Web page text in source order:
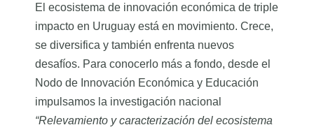
El ecosistema de innovación económica de triple
impacto en Uruguay está en movimiento. Crece,
se diversifica y también enfrenta nuevos
desafíos. Para conocerlo más a fondo, desde el
Nodo de Innovación Económica y Educación
impulsamos la investigación nacional
“Relevamiento y caracterización del ecosistema